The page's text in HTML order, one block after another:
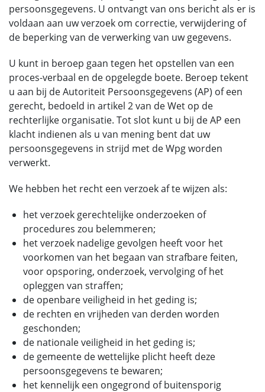
persoonsgegevens. U ontvangt van ons bericht als er is
voldaan aan uw verzoek om correctie, verwijdering of
de beperking van de verwerking van uw gegevens.
U kunt in beroep gaan tegen het opstellen van een
proces-verbaal en de opgelegde boete. Beroep tekent
u aan bij de Autoriteit Persoonsgegevens (AP) of een
gerecht, bedoeld in artikel 2 van de Wet op de
rechterlijke organisatie. Tot slot kunt u bij de AP een
klacht indienen als u van mening bent dat uw
persoonsgegevens in strijd met de Wpg worden
verwerkt.
We hebben het recht een verzoek af te wijzen als:
het verzoek gerechtelijke onderzoeken of
procedures zou belemmeren;
het verzoek nadelige gevolgen heeft voor het
voorkomen van het begaan van strafbare feiten,
voor opsporing, onderzoek, vervolging of het
opleggen van straffen;
de openbare veiligheid in het geding is;
de rechten en vrijheden van derden worden
geschonden;
de nationale veiligheid in het geding is;
de gemeente de wettelijke plicht heeft deze
persoonsgegevens te bewaren;
het kennelijk een ongegrond of buitensporig